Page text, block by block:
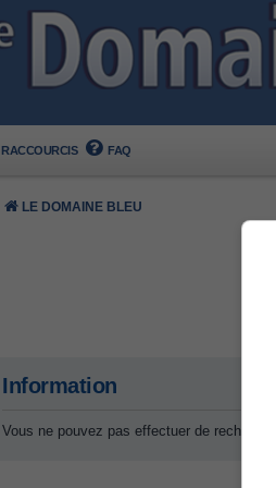
RACCOURCIS FAQ
LE DOMAINE BLEU
Information
Vous ne pouvez pas effectuer de